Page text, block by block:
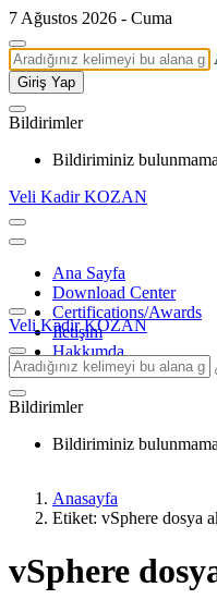
7 Ağustos 2026 - Cuma
Giriş Yap
Bildirimler
Bildiriminiz
Veli Kadir KOZAN
Ana Sayfa
Download Center
Certifications/Awards
İletişim
Hakkımda
Veli Kadir KOZAN
Bildirimler
Bildiriminiz
Anasayfa
Etiket: vSphere dosya
vSphere